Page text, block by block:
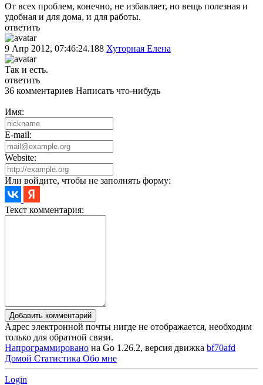
От всех проблем, конечно, не избавляет, но вещь полезная и
удобная и для дома, и для работы.
ответить
9 Апр 2012, 07:46:24.188 Хуторная Елена
Так и есть.
ответить
36 комментариев Написать что-нибудь
Имя:
E-mail:
Website:
Или войдите, чтобы не заполнять форму:
Текст комментария:
Добавить комментарий
Адрес электронной почты нигде не отображается, необходим
только для обратной связи.
Напрограммировано на Go 1.26.2, версия движка bf70afd
Домой Статистика Обо мне
Login